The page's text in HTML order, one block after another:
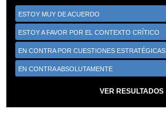
ESTOY MUY DE ACUERDO
ESTOY A FAVOR POR EL CONTEXTO CRÍTICO
EN CONTRA POR CUESTIONES ESTRATÉGICAS
EN CONTRA ABSOLUTAMENTE
VER RESULTADOS